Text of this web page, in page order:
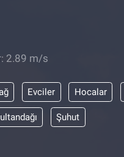
2.89 m/s
Evciler Hocalar
Şuhut